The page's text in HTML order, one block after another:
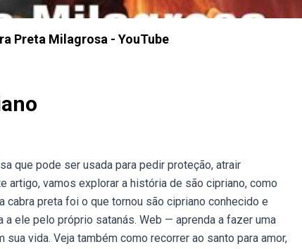
Preta Milagrosa - YouTube
que pode ser usada para pedir proteção, atrair
vamos explorar a história de são cipriano, como
cabra preta foi o que tornou são cipriano conhecido e
ele pelo próprio satanás. Web — aprenda a fazer uma
vida. Veja também como recorrer ao santo para amor,